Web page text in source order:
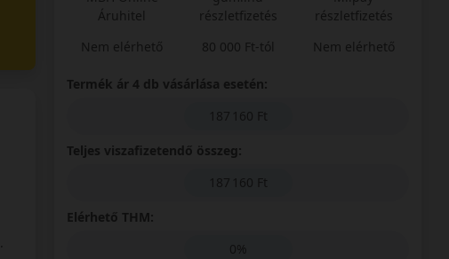
Áruhitel
Nem elérhető
részletfizetés
80 000 Ft-tól
részletfizetés
Nem elérhető
Termék ár 4 db vásárlása esetén:
187 160 Ft
Teljes viszafizetendő összeg:
187 160 Ft
Elérhető THM:
0%